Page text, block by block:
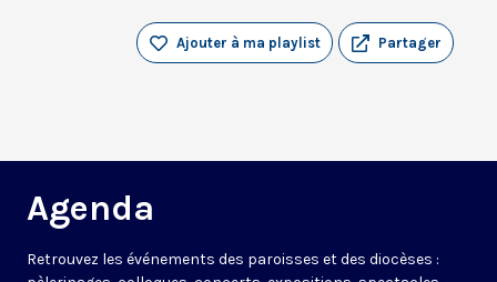
Partager
Ajouter à ma playlist
Agenda
Retrouvez les événements des paroisses et des diocèses :